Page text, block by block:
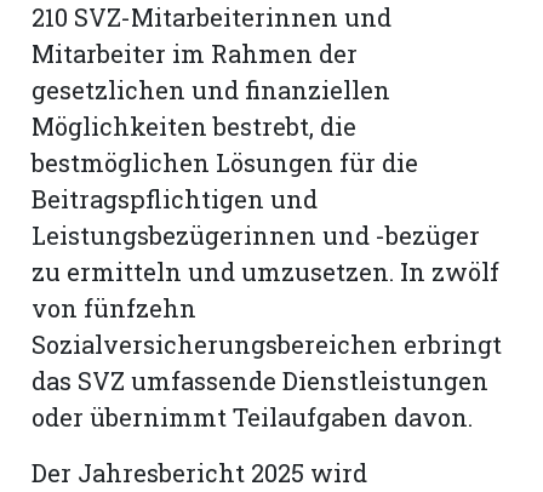
210 SVZ-Mitarbeiterinnen und
Mitarbeiter im Rahmen der
gesetzlichen und finanziellen
Möglichkeiten bestrebt, die
bestmöglichen Lösungen für die
Beitragspflichtigen und
Leistungsbezügerinnen und -bezüger
zu ermitteln und umzusetzen. In zwölf
von fünfzehn
Sozialversicherungsbereichen erbringt
das SVZ umfassende Dienstleistungen
oder übernimmt Teilaufgaben davon.
Der Jahresbericht 2025 wird